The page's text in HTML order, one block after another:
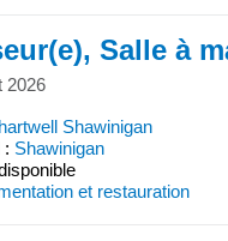
Salle à
2026
Shawinigan
: Shawinigan
et restauration